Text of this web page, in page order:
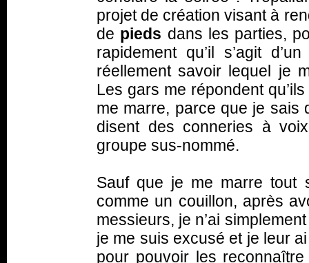
projet de création visant à
de pieds dans les parties,
rapidement qu’il s’agit
réellement savoir lequel je
Les gars me répondent
me marre, parce que je sais
disent des conneries à
groupe sus-nommé.
Sauf que je me marre tout
comme un couillon, après
messieurs, je n’ai
je me suis excusé et je leur
pour pouvoir les